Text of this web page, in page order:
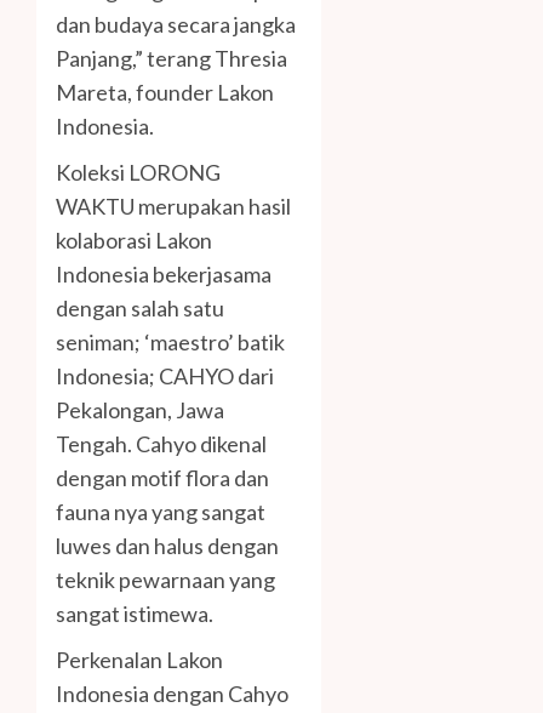
dan budaya secara jangka
Panjang,” terang Thresia
Mareta, founder Lakon
Indonesia.
Koleksi LORONG
WAKTU merupakan hasil
kolaborasi Lakon
Indonesia bekerjasama
dengan salah satu
seniman; ‘maestro’ batik
Indonesia; CAHYO dari
Pekalongan, Jawa
Tengah. Cahyo dikenal
dengan motif flora dan
fauna nya yang sangat
luwes dan halus dengan
teknik pewarnaan yang
sangat istimewa.
Perkenalan Lakon
Indonesia dengan Cahyo